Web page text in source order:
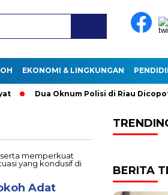
EKONOMI & LINGKUNGAN
Dua Oknum Polisi di Riau Dicopot
Adat
BERITA